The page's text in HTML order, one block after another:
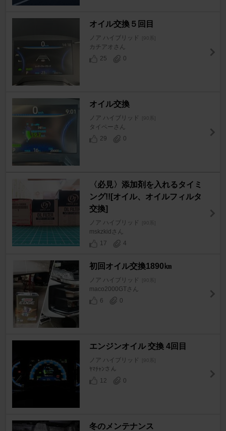
オイル交換５回目
ノア ハイブリッド [90系]
カチアオさん
25
0
オイル交換
ノア ハイブリッド [90系]
タイペーさん
29
0
〈必見〉添加剤を入れるタイミ
ング!![オイル、オイルフィルタ
交換]
ノア ハイブリッド [90系]
mskzkidさん
17
4
初回オイル交換1890㎞
ノア ハイブリッド [90系]
maco2000GTさん
6
0
エンジンオイル 交換 4回目
ノア ハイブリッド [90系]
ﾔﾏﾁｬﾝさん
12
0
冬のメンテナンス